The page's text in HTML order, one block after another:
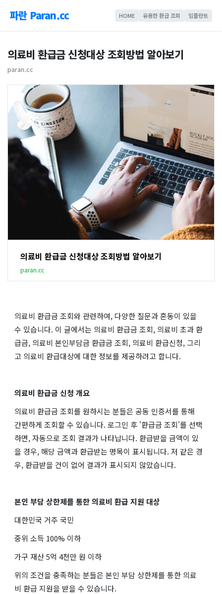
파란 Paran.cc HOME 유용한 환급 조회 임플란트
의료비 환급금 신청대상 조회방법 알아보기
paran.cc
의료비 환급금 신청대상 조회방법 알아보기
paran.cc
의료비 환급금 조회와 관련하여, 다양한 질문과 혼동이 있을
수 있습니다. 이 글에서는 의료비 환급금 조회, 의료비 초과 환
급금, 의료비 본인부담금 환급금 조회, 의료비 환급신청, 그리
고 의료비 환급대상에 대한 정보를 제공하려고 합니다.
의료비 환급금 신청 개요
의료비 환급금 조회를 원하시는 분들은 공동 인증서를 통해
간편하게 조회할 수 있습니다. 로그인 후 '환급금 조회'를 선택
하면, 자동으로 조회 결과가 나타납니다. 환급받을 금액이 있
을 경우, 해당 금액과 환급받는 명목이 표시됩니다. 저 같은 경
우, 환급받을 건이 없어 결과가 표시되지 않았습니다.
본인 부담 상한제를 통한 의료비 환급 지원 대상
대한민국 거주 국민
중위 소득 100% 이하
가구 재산 5억 4천만 원 이하
위의 조건을 충족하는 분들은 본인 부담 상한제를 통한 의료
비 환급 지원을 받을 수 있습니다.